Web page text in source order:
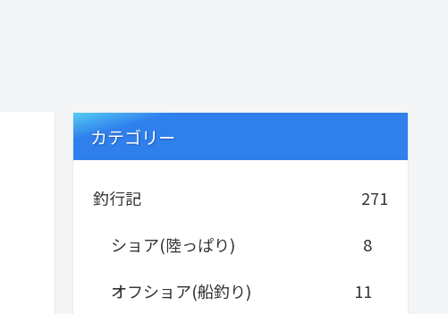
カテゴリー
釣行記
271
ショア(陸っぱり)
8
オフショア(船釣り)
11